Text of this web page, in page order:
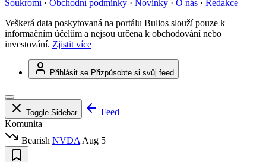
Soukromí · Obchodní podmínky · Novinky · O nás · Redakce
Veškerá data poskytovaná na portálu Bulios slouží pouze k
informačním účelům a nejsou určena k obchodování nebo
investování. Zjistit více
Přihlásit se Přizpůsobte si svůj feed
Toggle Sidebar
Feed
Komunita
Bearish NVDA Aug 5